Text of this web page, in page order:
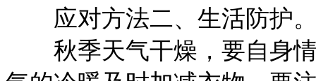
应对方法二、生活防护
秋季天气干燥，要自身情